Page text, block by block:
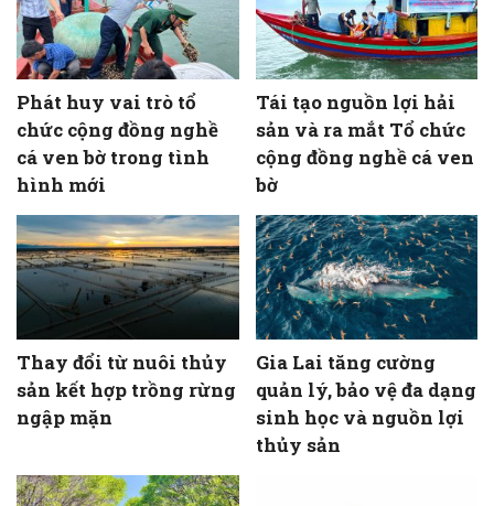
Phát huy vai trò tổ
chức cộng đồng nghề
cá ven bờ trong tình
hình mới
Tái tạo nguồn lợi hải
sản và ra mắt Tổ chức
cộng đồng nghề cá ven
bờ
Thay đổi từ nuôi thủy
sản kết hợp trồng rừng
ngập mặn
Gia Lai tăng cường
quản lý, bảo vệ đa dạng
sinh học và nguồn lợi
thủy sản